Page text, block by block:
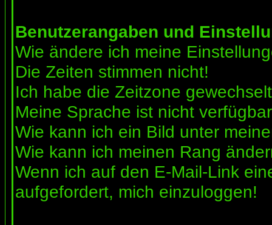
Benutzerangaben und
Wie ändere ich meine
Die Zeiten stimmen nicht!
Ich habe die Zeitzone
Meine Sprache ist nicht
Wie kann ich ein Bild unter
Wie kann ich meinen Rang
Wenn ich auf den E-Mail-Link
aufgefordert, mich einzuloggen!